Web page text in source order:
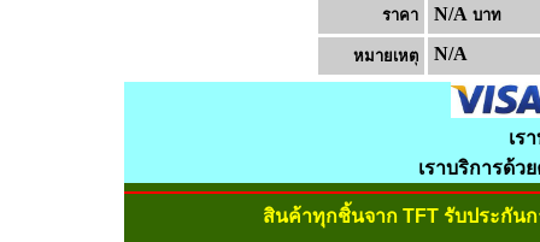
ราคา N/A บาท
หมายเหต N/A
เร
เราบริการด้ว
สินค้าทุกชิ้นจาก TFT รับประกัน